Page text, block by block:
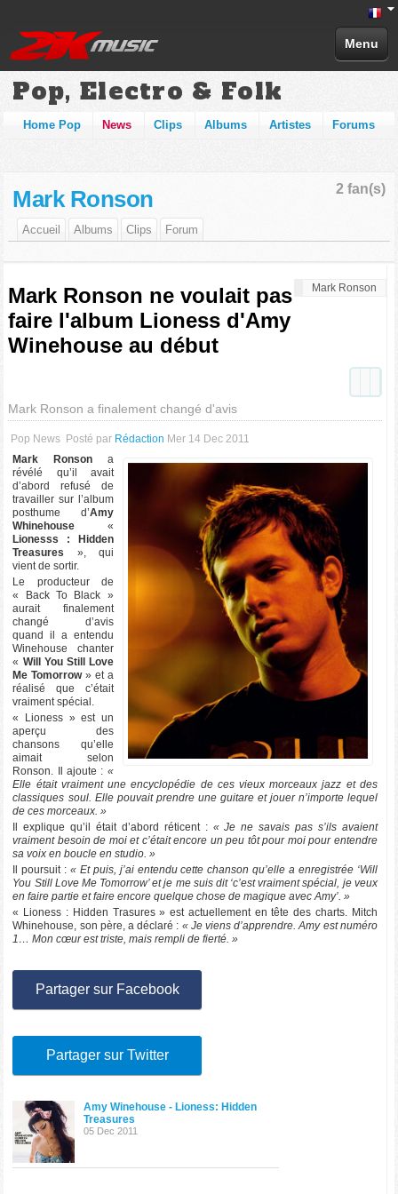
Menu
Pop, Electro & Folk
Home Pop News Clips Albums Artistes Forums
2 fan(s)
Mark Ronson
Accueil Albums Clips Forum
Mark Ronson
Mark Ronson ne voulait pas
faire l'album Lioness d'Amy
Winehouse au début
Mark Ronson a finalement changé d'avis
Pop News Posté par Rédaction Mer 14 Dec 2011
Mark Ronson a
révélé qu’il avait
d’abord refusé de
travailler sur l’album
posthume d’Amy
Whinehouse «
Lionesss : Hidden
Treasures
», qui
vient de sortir.
Le producteur de
« Back To Black »
aurait finalement
changé d’avis
quand il a entendu
Winehouse chanter
« Will You Still Love
Me Tomorrow» et a
réalisé que c’était
vraiment spécial.
« Lioness » est un
aperçu des
chansons qu’elle
aimait selon
Ronson. Il ajoute : «
Elle était vraiment une encyclopédie de ces vieux morceaux jazz et des
classiques soul. Elle pouvait prendre une guitare et jouer n’importe lequel
de ces morceaux. »
Il explique qu’il était d’abord réticent : « Je ne savais pas s’ils avaient
vraiment besoin de moi et c’était encore un peu tôt pour moi pour entendre
sa voix en boucle en studio. »
Il poursuit :« Et puis, j’ai entendu cette chanson qu’elle a enregistrée ‘Will
You Still Love Me Tomorrow’ et je me suis dit ‘c’est vraiment spécial, je veux
en faire partie et faire encore quelque chose de magique avec Amy’. »
« Lioness : Hidden Trasures » est actuellement en tête des charts. Mitch
Whinehouse, son père, a déclaré : « Je viens d’apprendre. Amy est numéro
1… Mon cœur est triste, mais rempli de fierté. »
Partager sur Facebook
Partager sur Twitter
Amy Winehouse - Lioness: Hidden
Treasures
05 Dec 2011